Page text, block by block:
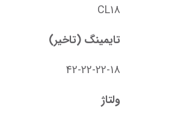
CL18
تایمینگ (تاخیر)
42-22-22-18
ولتاژ